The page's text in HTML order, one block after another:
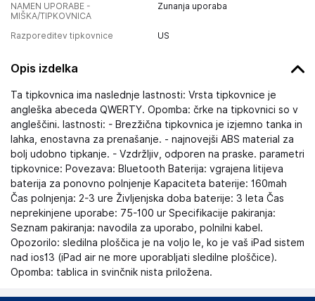
NAMEN UPORABE -
MIŠKA/TIPKOVNICA
Zunanja uporaba
Razporeditev tipkovnice US
Opis izdelka
Ta tipkovnica ima naslednje lastnosti: Vrsta tipkovnice je
angleška abeceda QWERTY. Opomba: črke na tipkovnici so v
angleščini. lastnosti: - Brezžična tipkovnica je izjemno tanka in
lahka, enostavna za prenašanje. - najnovejši ABS material za
bolj udobno tipkanje. - Vzdržljiv, odporen na praske. parametri
tipkovnice: Povezava: Bluetooth Baterija: vgrajena litijeva
baterija za ponovno polnjenje Kapaciteta baterije: 160mah
Čas polnjenja: 2-3 ure Življenjska doba baterije: 3 leta Čas
neprekinjene uporabe: 75-100 ur Specifikacije pakiranja:
Seznam pakiranja: navodila za uporabo, polnilni kabel.
Opozorilo: sledilna ploščica je na voljo le, ko je vaš iPad sistem
nad ios13 (iPad air ne more uporabljati sledilne ploščice).
Opomba: tablica in svinčnik nista priložena.